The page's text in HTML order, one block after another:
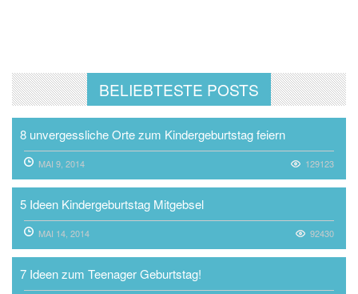
BELIEBTESTE POSTS
8 unvergessliche Orte zum Kindergeburtstag feiern
MAI 9, 2014 129123
5 Ideen Kindergeburtstag Mitgebsel
MAI 14, 2014 92430
7 Ideen zum Teenager Geburtstag!